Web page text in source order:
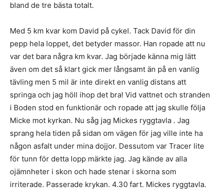
bland de tre bästa totalt.
Med 5 km kvar kom David på cykel. Tack David för din
pepp hela loppet, det betyder massor. Han ropade att nu
var det bara några km kvar. Jag började känna mig lätt
även om det så klart gick mer långsamt än på en vanlig
tävling men 5 mil är inte direkt en vanlig distans att
springa och jag höll ihop det bra! Vid vattnet och stranden
i Boden stod en funktionär och ropade att jag skulle följa
Micke mot kyrkan. Nu såg jag Mickes ryggtavla . Jag
sprang hela tiden på sidan om vägen för jag ville inte ha
någon asfalt under mina dojjor. Dessutom var Tracer lite
för tunn för detta lopp märkte jag. Jag kände av alla
ojämnheter i skon och hade stenar i skorna som
irriterade. Passerade krykan. 4.30 fart. Mickes ryggtavla.